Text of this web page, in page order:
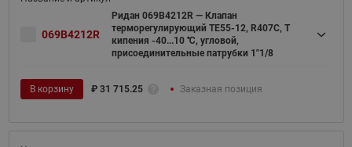
069B4212R
Ридан 069B4212R — Клапан
терморегулирующий TE55-12, R407C, T
кипения -40...10 ℃, угловой,
присоединительные патрубки 1"1/8
В корзину ₽ 31 715.25 Заказная позиция